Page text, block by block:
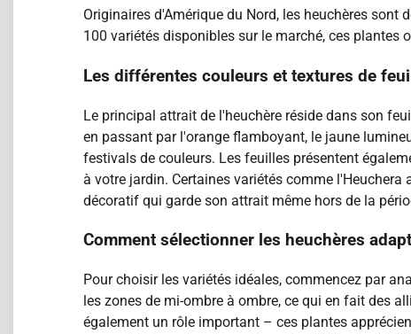
Originaires d'Amérique du Nord, les heuchères
100 variétés disponibles sur le marché, ces
Les différentes couleurs et textures de
Le principal attrait de l'heuchère réside dans son
en passant par l'orange flamboyant, le jaune
festivals de couleurs. Les feuilles présentent
à votre jardin. Certaines variétés comme
décoratif qui garde son attrait même hors de la
Comment sélectionner les heuchères
Pour choisir les variétés idéales, commencez par
les zones de mi-ombre à ombre, ce qui en fait des
également un rôle important – ces plantes